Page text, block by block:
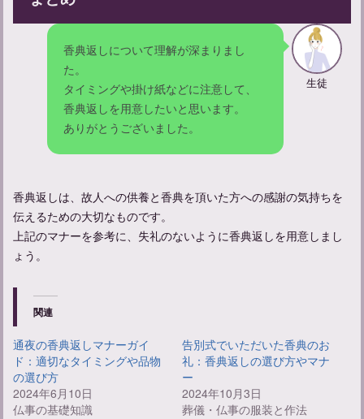
精進落としでの献杯の挨拶の仕方：関係性別の例文も紹介
香典返しについて理解が深まりまし
た。
タイミングや掛け紙などに注意して、
香典返しを用意したいと思います。
ありがとうございました。
生徒
香典返しは、故人への供養と香典を頂いた方への感謝の気持ちを
伝えるための大切なものです。
上記のマナーを参考に、失礼のないように香典返しを用意しまし
ょう。
関連
通夜の香典返しマナーガイ
ド：適切なタイミングや品物
の選び方
2024年6月10日
仏事の基礎知識
告別式でいただいた香典のお
礼：香典返しの選び方やマナ
ー
2024年10月3日
葬儀・仏事の服装と作法